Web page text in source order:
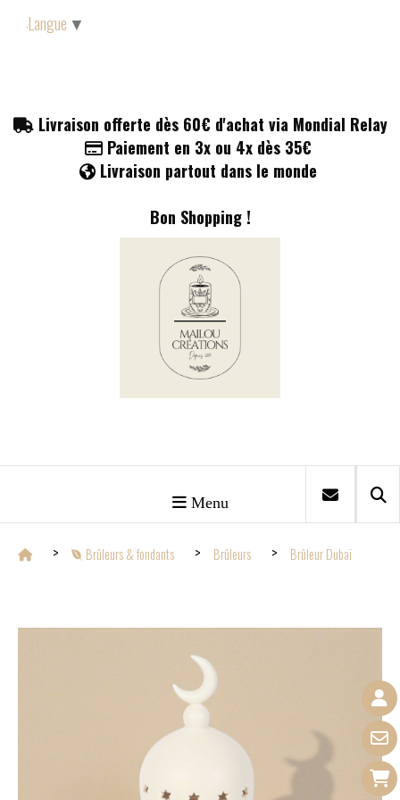
Livraison offerte dès 60€ d'achat via Mondial Relay
Paiement en 3x ou 4x dès 35€
 Livraison partout dans le monde
Bon Shopping !
Menu
Brûleurs & fondants Brûleurs Brûleur Dubaï
Langue ▼